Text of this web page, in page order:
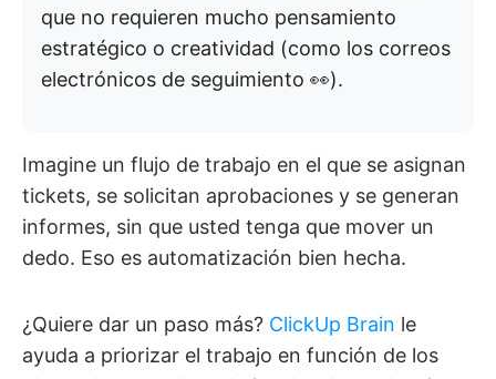
que no requieren mucho pensamiento
estratégico o creatividad (como los correos
electrónicos de seguimiento 👀).
Imagine un flujo de trabajo en el que se asignan
tickets, se solicitan aprobaciones y se generan
informes, sin que usted tenga que mover un
dedo. Eso es automatización bien hecha.
¿Quiere dar un paso más? ClickUp Brain le
ayuda a priorizar el trabajo en función de los